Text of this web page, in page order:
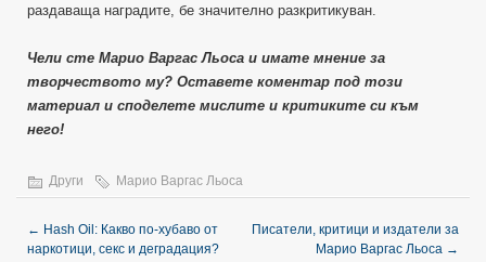
раздаваща наградите, бе значително разкритикуван.
Чели сте Марио Варгас Льоса и имате мнение за
творчеството му? Оставете коментар под този
материал и споделете мислите и критиките си към
него!
Други Марио Варгас Льоса
← Hash Oil: Какво по-хубаво от
наркотици, секс и деградация?
Писатели, критици и издатели за
Марио Варгас Льоса →